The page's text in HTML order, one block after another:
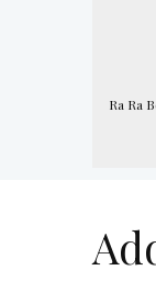
Ra Ra